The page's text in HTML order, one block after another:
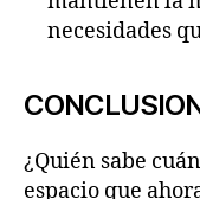
necesidades
¿Quién sabe
espacio que